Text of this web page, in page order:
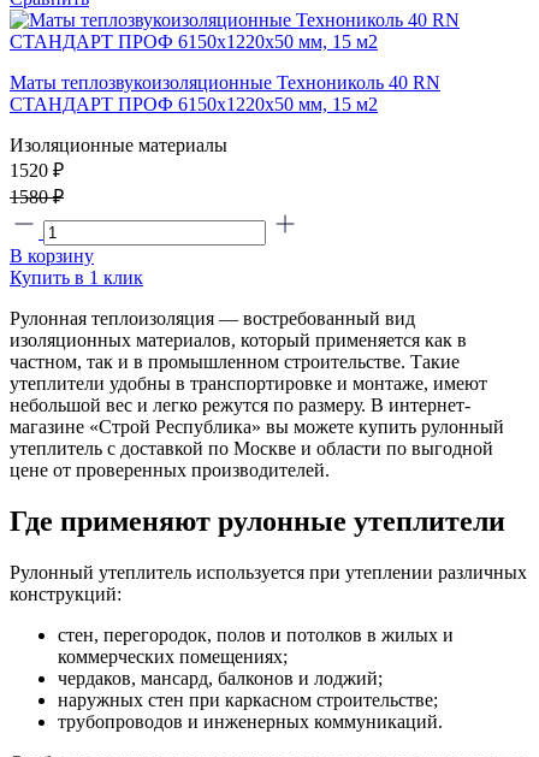
Маты теплозвукоизоляционные Технониколь 40 RN
СТАНДАРТ ПРОФ 6150x1220x50 мм, 15 м2
Изоляционные материалы
1520 ₽
1580 ₽
В корзину
Купить в 1 клик
Рулонная теплоизоляция — востребованный вид
изоляционных материалов, который применяется как в
частном, так и в промышленном строительстве. Такие
утеплители удобны в транспортировке и монтаже, имеют
небольшой вес и легко режутся по размеру. В интернет-
магазине «Строй Республика» вы можете купить рулонный
утеплитель с доставкой по Москве и области по выгодной
цене от проверенных производителей.
Где применяют рулонные утеплители
Рулонный утеплитель используется при утеплении различных
конструкций:
стен, перегородок, полов и потолков в жилых и
коммерческих помещениях;
чердаков, мансард, балконов и лоджий;
наружных стен при каркасном строительстве;
трубопроводов и инженерных коммуникаций.